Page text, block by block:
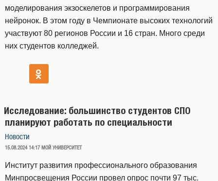
моделирования экзоскелетов и программирования
нейронок. В этом году в Чемпионате высоких технологий
участвуют 80 регионов России и 16 стран. Много среди
них студентов колледжей.
Исследование: большинство студентов СПО
планируют работать по специальности
Новости
ОПУБЛИКОВАНО
15.08.2024 14:17 МОЙ УНИВЕРСИТЕТ
Институт развития профессионального образования
Минпросвещения России провел опрос почти 97 тыс.